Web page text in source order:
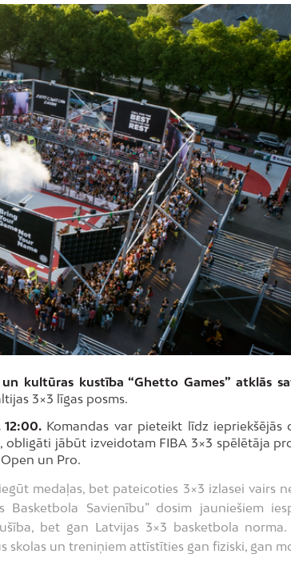
kultūras kustība “Ghetto Games” atklās
3×3 līgas posms.
12:00. Komandas var pieteikt līdz iepriekšējās
obligāti jābūt izveidotam FIBA 3×3 spēlētāja
Open un Pro.
medaļas, bet pateicoties 3×3 izlasei vairs
Savienību” dosim jauniešiem
bet gan Latvijas 3×3 basketbola norma.
un treniņiem attīstīties gan fiziski, gan